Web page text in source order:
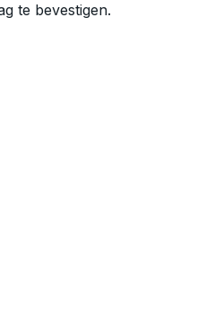
te bevestigen.